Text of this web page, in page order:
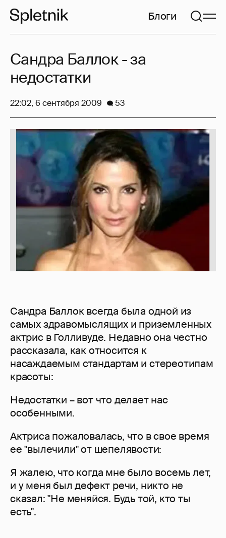
Блоги
Сандра Баллок всегда была одной из
самых здравомыслящих и приземленных
актрис в Голливуде. Недавно она честно
рассказала, как относится к
насаждаемым стандартам и стереотипам
красоты:
Недостатки – вот что делает нас
особенными.
Актриса пожаловалась, что в свое время
ее "вылечили" от шепелявости:
Я жалею, что когда мне было восемь лет,
и у меня был дефект речи, никто не
сказал: "Не меняйся. Будь той, кто ты
есть".
Сандра Баллок - за
недостатки
22:02, 6 сентября 2009 53